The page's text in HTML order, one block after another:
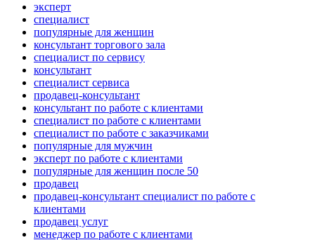
эксперт
специалист
популярные для женщин
консультант торгового зала
специалист по сервису
консультант
специалист сервиса
продавец-консультант
консультант по работе с клиентами
специалист по работе с клиентами
специалист по работе с заказчиками
популярные для мужчин
эксперт по работе с клиентами
популярные для женщин после 50
продавец
продавец-консультант специалист по работе с
клиентами
продавец услуг
менеджер по работе с клиентами